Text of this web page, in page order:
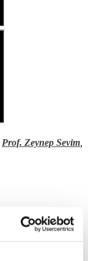
Prof. Zeynep Sevim